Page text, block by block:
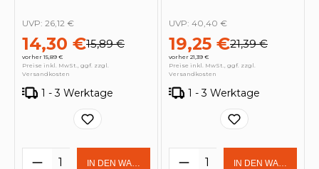
14,30 €15,89 €
vorher 15,89 €
UVP: 26,12 €
Preise inkl. MwSt., ggf. zzgl.
Versandkosten
1 - 3 Werktage
Produkt Anzahl: Gib den
IN DEN WARENKORB
19,25 €21,39 €
vorher 21,39 €
UVP: 40,40 €
Preise inkl. MwSt., ggf. zzgl.
Versandkosten
1 - 3 Werktage
Produkt Anzahl:
IN DEN